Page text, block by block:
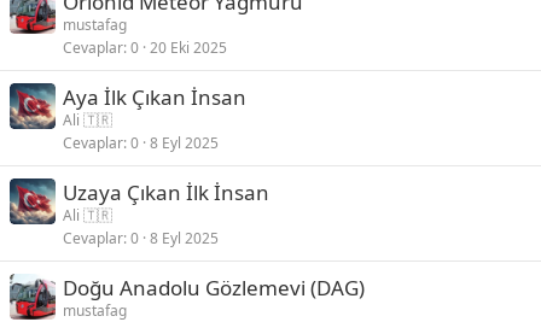
mustafag
Cevaplar 0 20 Eki 2025
Aya İlk Çıkan İnsan
Ali 🇹🇷
Cevaplar 0 8 Eyl 2025
Uzaya Çıkan İlk İnsan
Ali 🇹🇷
Cevaplar 0 8 Eyl 2025
Doğu Anadolu Gözlemevi (DAG)
mustafag